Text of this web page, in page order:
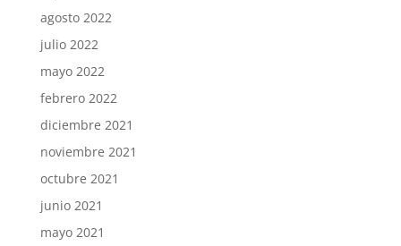
agosto 2022
julio 2022
mayo 2022
febrero 2022
diciembre 2021
noviembre 2021
octubre 2021
junio 2021
mayo 2021